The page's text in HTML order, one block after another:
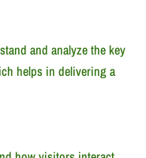
and analyze the key
helps in delivering a